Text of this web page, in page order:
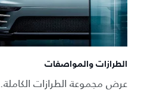
الطرازات والمواصفات
عرض مجموعة الطرازات الكاملة.